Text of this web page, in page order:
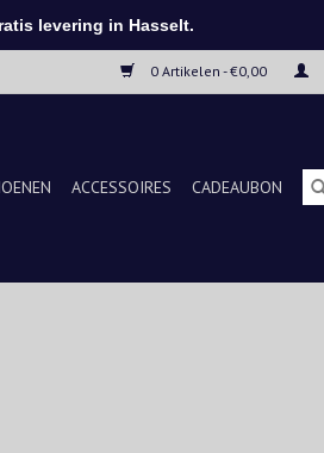
0 Artikelen - €0,00
ACCESSOIRES CADEAUBON
levering in Hasselt.